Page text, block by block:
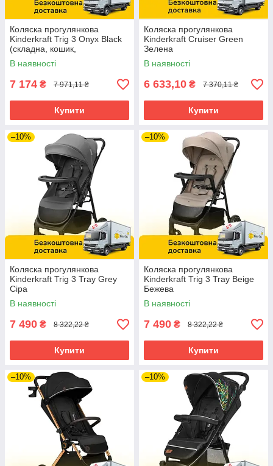
Коляска прогулянкова
Kinderkraft Trig 3 Onyx Black
(складна, кошик,
регулювання спинки та
підніжки) Чорна
В наявності
7 174 ₴ 7 971,11 ₴
Купити
Коляска прогулянкова
Kinderkraft Cruiser Green
Зелена
В наявності
6 633,10 ₴ 7 370,11 ₴
Купити
–10%
Коляска прогулянкова
Kinderkraft Trig 3 Tray Grey
Сіра
В наявності
7 490 ₴ 8 322,22 ₴
Купити
–10%
Коляска прогулянкова
Kinderkraft Trig 3 Tray Beige
Бежева
В наявності
7 490 ₴ 8 322,22 ₴
Купити
–10% –10%